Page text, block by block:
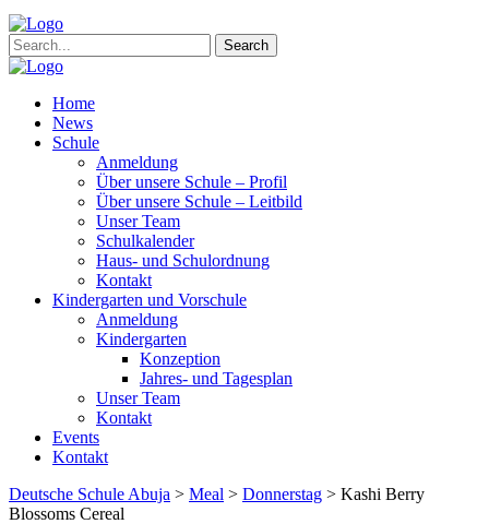
Search
Home
News
Schule
Anmeldung
Über unsere Schule – Profil
Über unsere Schule – Leitbild
Unser Team
Schulkalender
Haus- und Schulordnung
Kontakt
Kindergarten und Vorschule
Anmeldung
Kindergarten
Konzeption
Jahres- und Tagesplan
Unser Team
Kontakt
Events
Kontakt
Deutsche Schule Abuja > Meal > Donnerstag > Kashi Berry
Blossoms Cereal